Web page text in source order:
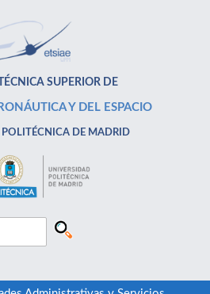
SUPERIOR DE
Y DEL ESPACIO
DE MADRID